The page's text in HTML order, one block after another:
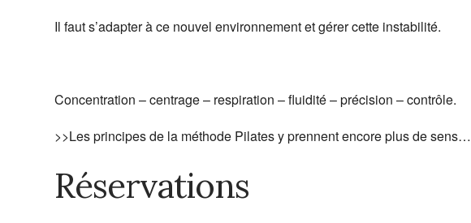
Il faut s’adapter à ce nouvel environnement et gérer cette instabilité.
Concentration – centrage – respiration – fluidité – précision – contrôle.
>>Les principes de la méthode Pilates y prennent encore plus de sens…
Réservations